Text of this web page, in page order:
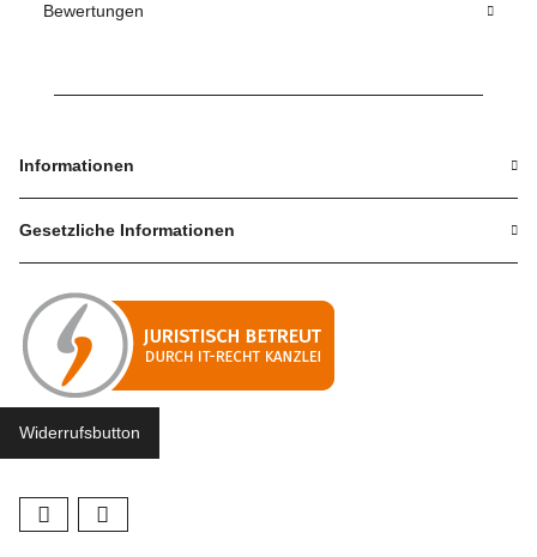
Bewertungen
Informationen
Gesetzliche Informationen
Widerrufsbutton